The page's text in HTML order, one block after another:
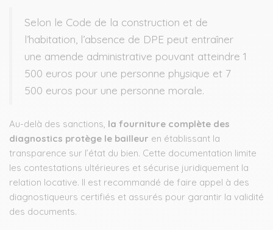
Selon le Code de la construction et de
l’habitation, l’absence de DPE peut entraîner
une amende administrative pouvant atteindre 1
500 euros pour une personne physique et 7
500 euros pour une personne morale.
Au-delà des sanctions, la fourniture complète des
diagnostics protège le bailleur en établissant la
transparence sur l’état du bien. Cette documentation limite
les contestations ultérieures et sécurise juridiquement la
relation locative. Il est recommandé de faire appel à des
diagnostiqueurs certifiés et assurés pour garantir la validité
des documents.